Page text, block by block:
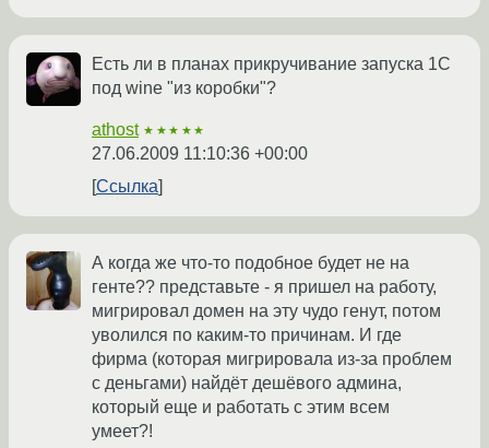
Есть ли в планах прикручивание запуска 1С
под wine "из коробки"?
athost ★★★★★
27.06.2009 11:10:36 +00:00
Ссылка
А когда же что-то подобное будет не на
генте?? представьте - я пришел на работу,
мигрировал домен на эту чудо генут, потом
уволился по каким-то причинам. И где
фирма (которая мигрировала из-за проблем
с деньгами) найдёт дешёвого админа,
который еще и работать с этим всем
умеет?!